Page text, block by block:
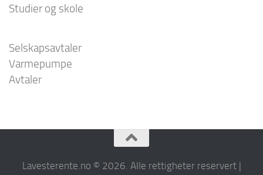
Studier og skole
Selskapsavtaler
Varmepumpe
Avtaler
Lavesterente.no © 2026. Alle rettigheter reservert |